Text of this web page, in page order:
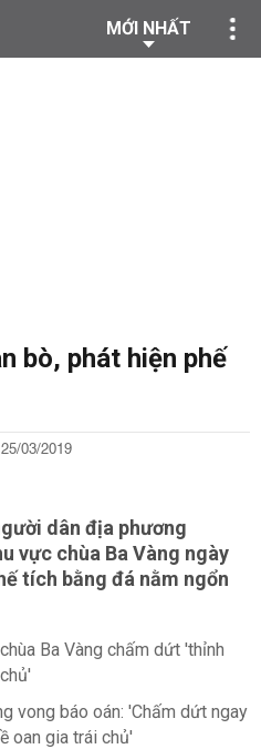
MỚI NHẤT
bò, phát hiện phế
03/2019
dân địa phương
vực chùa Ba Vàng ngày
tích bằng đá nằm ngổn
Ba Vàng chấm dứt 'thỉnh
vong báo oán: 'Chấm dứt ngay
oan gia trái chủ'